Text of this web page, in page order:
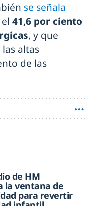
se señala
41,6 por ciento
, y que
altas
de las
de HM
la ventana de
para revertir